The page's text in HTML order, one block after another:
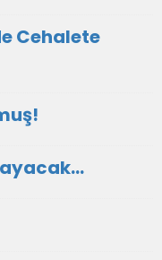
Cehalete